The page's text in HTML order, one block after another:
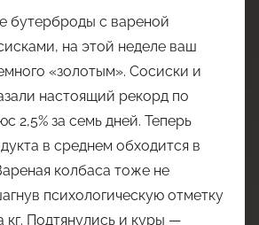
бутерброды с вареной
на этой неделе ваш
«золотым». Сосиски и
настоящий рекорд по
2,5% за семь дней. Теперь
в среднем обходится в
колбаса тоже не
психологическую отметку
кг. Подтянулись и куры —